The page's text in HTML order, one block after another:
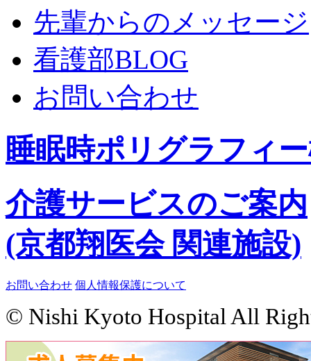
先輩からのメッセージ
看護部BLOG
お問い合わせ
睡眠時ポリグラフィ
介護サービスのご案内
(京都翔医会 関連施設)
お問い合わせ 個人情報保護について
© Nishi Kyoto Hospital All